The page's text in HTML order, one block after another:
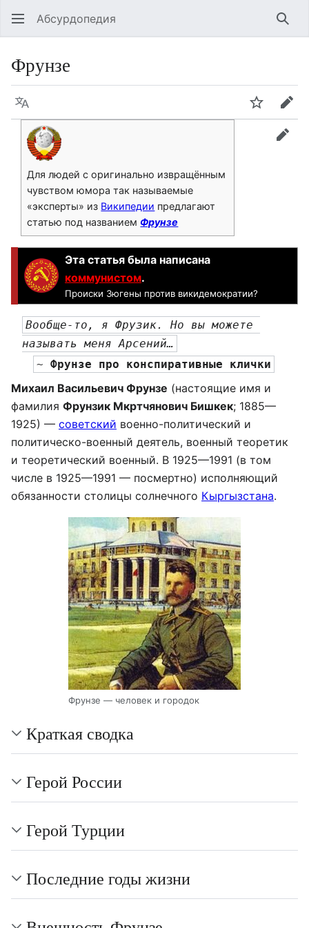
Абсурдопедия
Фрунзе
Язык
Для людей с оригинально извращённым
чувством юмора так называемые
«эксперты» из Википедии предлагают
статью под названием Фрунзе
Эта статья была написана
коммунистом.
Происки Зюгены против викидемократии?
Вообще-то, я Фрузик. Но вы можете
называть меня Арсений…
~ Фрунзе про конспиративные клички
Михаил Васильевич Фрунзе (настоящие имя и
фамилия Фрунзик Мкртчянович Бишкек; 1885—
1925) — советский военно-политический и
политическо-военный деятель, военный теоретик
и теоретический военный. В 1925—1991 (в том
числе в 1925—1991 — посмертно) исполняющий
обязанности столицы солнечного Кыргызстана.
Фрунзе — человек и городок
Краткая сводка
Герой России
Герой Турции
Последние годы жизни